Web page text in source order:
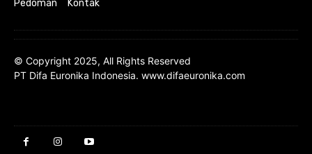
Pedoman
Kontak
© Copyright 2025, All Rights Reserved
PT Difa Euronika Indonesia. www.difaeuronika.com